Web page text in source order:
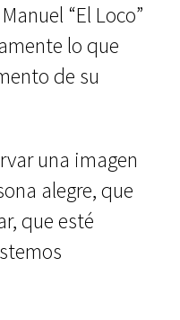
“El Loco”
lo que
de su
una imagen
alegre, que
que esté